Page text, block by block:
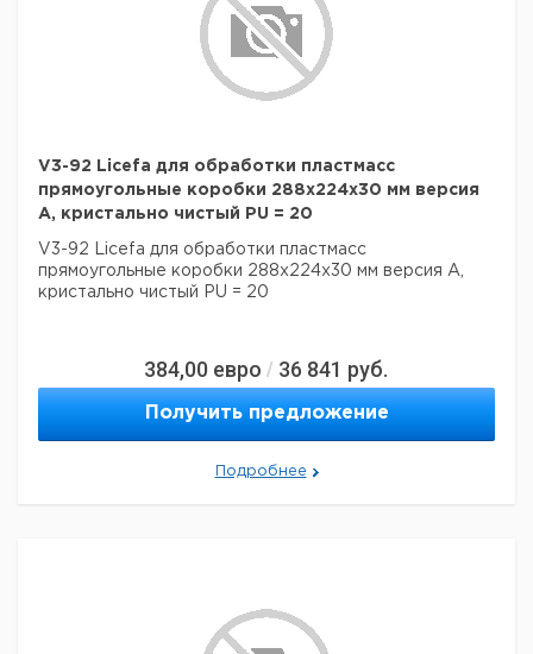
V3-92 Licefa для обработки пластмасс
прямоугольные коробки 288x224x30 мм версия
A, кристально чистый PU = 20
V3-92 Licefa для обработки пластмасс
прямоугольные коробки 288x224x30 мм версия A,
кристально чистый PU = 20
384,00 евро / 36 841 руб.
Получить предложение
Подробнее